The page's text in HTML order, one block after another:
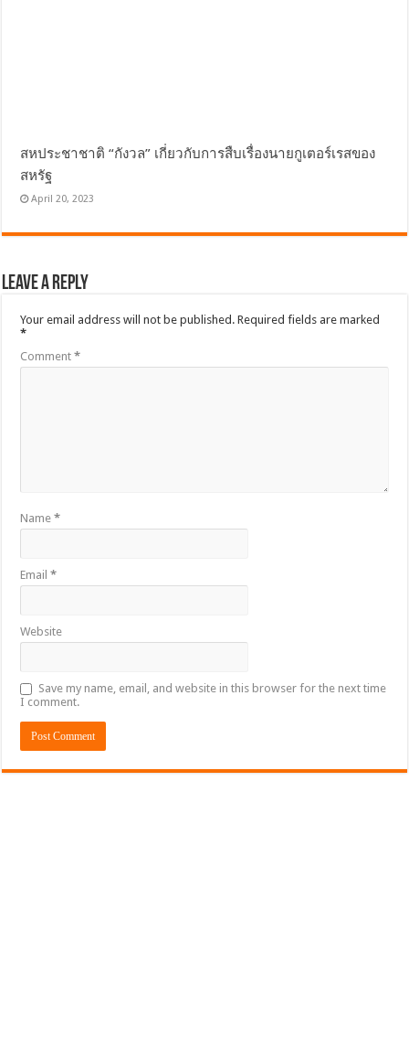
สหประชาชาติ “กังวล” เกี่ยวกับการสืบเรื่องนายกูเตอร์เรสของ
สหรัฐ
April 20, 2023
Leave a Reply
Your email address will not be published. Required fields are marked
*
Comment*
Name*
Email*
Website
Save my name, email, and website in this browser for the next time
I comment.